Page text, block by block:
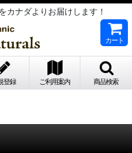
カナダよりお届けします！
カート
登録 ご利用案内 商品検索